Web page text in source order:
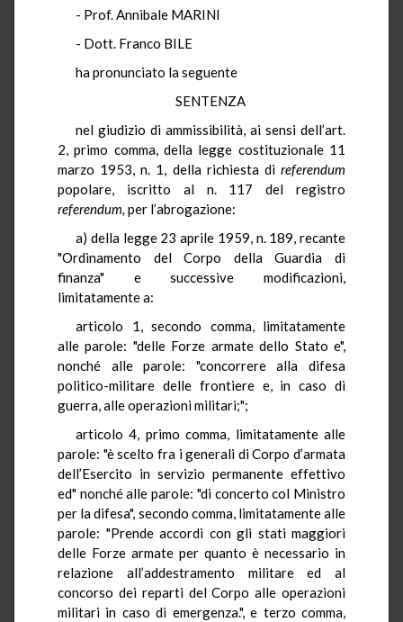
- Prof. Annibale MARINI
- Dott. Franco BILE
ha pronunciato la seguente
SENTENZA
nel giudizio di ammissibilità, ai sensi dell’art.
2, primo comma, della legge costituzionale 11
marzo 1953, n. 1, della richiesta di referendum
popolare, iscritto al n. 117 del registro
referendum, per l’abrogazione:
a) della legge 23 aprile 1959, n. 189, recante
"Ordinamento del Corpo della Guardia di
finanza" e successive modificazioni,
limitatamente a:
articolo 1, secondo comma, limitatamente
alle parole: "delle Forze armate dello Stato e",
nonché alle parole: "concorrere alla difesa
politico-militare delle frontiere e, in caso di
guerra, alle operazioni militari;";
articolo 4, primo comma, limitatamente alle
parole: "è scelto fra i generali di Corpo d’armata
dell’Esercito in servizio permanente effettivo
ed" nonché alle parole: "di concerto col Ministro
per la difesa", secondo comma, limitatamente alle
parole: "Prende accordi con gli stati maggiori
delle Forze armate per quanto è necessario in
relazione all’addestramento militare ed al
concorso dei reparti del Corpo alle operazioni
militari in caso di emergenza.", e terzo comma,